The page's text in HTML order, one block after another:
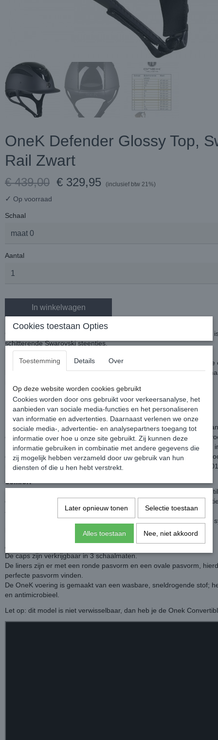
OneK Defender Glossy Top,
Rail Zwart
€ 439,00 € 329,95 (inclusief btw 21%)
✓ Op voorraad
Schaal
Aantal
In winkelwagen
Chique veiligheidscap met een zwart glanzende top en front, de rail
schitterende Swarovski steentjes.
Dit model heeft een normale klep (geen brede zonneklep).
De cap word geleverd inclusief een gratis liner, dit is de uitneembare
binnenvoering (beschikbaar in rond of ovaal). Geef de benodigde
Niet op voorraad? De levertijd is circa 5 werkdagen.
Kleur: Zwart
Veiligheid staat voorop!
De OneK helmen zijn samengesteld uit een polycarbonaat en
composiet spuitgegoten buitenschaal gecombineerd met een EPS
De EPS voering is het belangrijkste onderdeel voor impactabsorptie
gebruikt uitsluitend EPS van hoge kwaliteit met een dichtheid
is voor impactabsorptie. Goedgekeurd volgens VG01 en EN1382-
Comfort
De OneK cap biedt een zeer hoge mate van ventilatie met twee
de voorkant, twee ventilatieopeningen aan de zijkanten, één
achterkant en twee ventilatieopeningen in het midden.
De cap heeft een comfortabel gevoerd harnas met een voering van
klittenbandsluiting en een fast-tex gesp.
Maatvoering
De caps zijn verkrijgbaar in 3 schaalmaten.
De liners zijn er met een ronde pasvorm en een ovale pasvorm,
perfecte pasvorm vinden.
De OneK voering is gemaakt van een wasbare, sneldrogende stof;
en antimicrobieel.
Let op: dit model is niet verwisselbaar, dan heb je de Onek
Cookies toestaan Opties
Toestemming Details Over
Op deze website worden cookies gebruikt
Cookies worden door ons gebruikt voor verkeersanalyse, het
aanbieden van sociale media-functies en het personaliseren
van informatie en advertenties. Daarnaast verlenen we onze
sociale media-, advertentie- en analysepartners toegang tot
informatie over hoe u onze site gebruikt. Zij kunnen deze
informatie gebruiken in combinatie met andere gegevens die
zij mogelijk hebben verzameld door uw gebruik van hun
diensten of die u hen hebt verstrekt.
Later opnieuw tonen Selectie toestaan
Alles toestaan Nee, niet akkoord